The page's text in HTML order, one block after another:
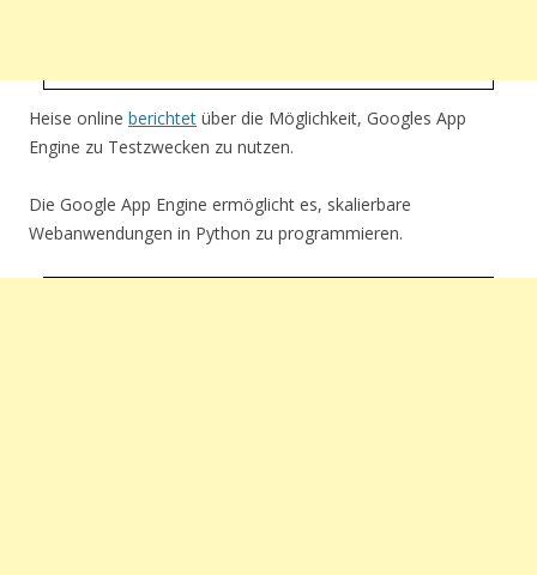
Heise online berichtet über die Möglichkeit, Googles App
Engine zu Testzwecken zu nutzen.
Die Google App Engine ermöglicht es, skalierbare
Webanwendungen in Python zu programmieren.